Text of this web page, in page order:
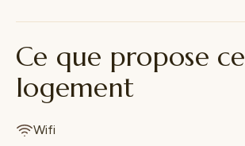
Ce que propose ce
logement
Wifi